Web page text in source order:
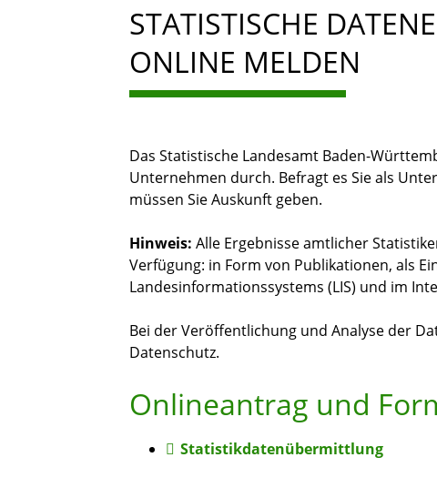
STATISTISCHE
ONLINE MELDEN
Das Statistische Landesamt Baden-
Unternehmen durch. Befragt es Sie als
müssen Sie Auskunft geben.
Hinweis: Alle Ergebnisse amtlicher
Verfügung: in Form von Publikationen, als
Landesinformationssystems (LIS) und im
Bei der Veröffentlichung und Analyse der
Datenschutz.
Onlineantrag und
Statistikdatenübermittlung